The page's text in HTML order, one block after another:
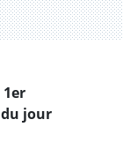
du jour